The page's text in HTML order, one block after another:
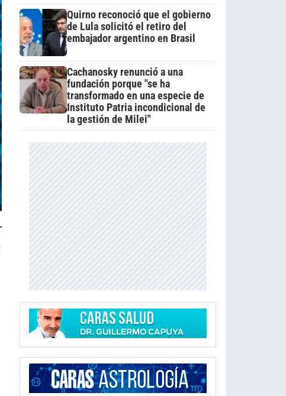
Quirno reconoció que el gobierno
de Lula solicitó el retiro del
embajador argentino en Brasil
Cachanosky renunció a una
fundación porque "se ha
transformado en una especie de
Instituto Patria incondicional de
la gestión de Milei"